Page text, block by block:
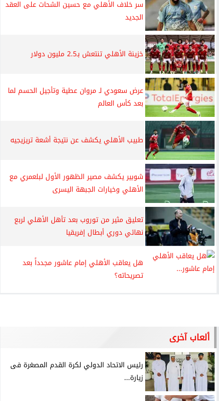
سر خلاف الأهلي مع حسين الشحات على العقد
الجديد
خزينة الأهلي تنتعش بـ2.5 مليون دولار
عرض سعودي لـ مروان عطية وتأجيل الحسم لما
بعد كأس العالم
طبيب الأهلي يكشف عن نتيجة أشعة تريزيجيه
شوبير يكشف مصير الظهور الأول لبلعمري مع
الأهلي وخيارات الجبهة اليسرى
تعليق مثير من توروب بعد تأهل الأهلي لربع
نهائي دوري أبطال إفريقيا
هل يعاقب الأهلي إمام عاشور مجدداً بعد
تصريحاته؟
ألعاب آخرى
رئيس الاتحاد الدولي لكرة القدم المصغرة فى
زيارة...